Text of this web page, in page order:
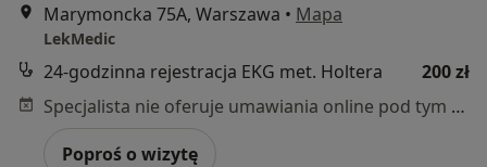
Marymoncka 75A, Warszawa • Mapa
LekMedic
24-godzinna rejestracja EKG met. Holtera
200 zł
Specjalista nie oferuje umawiania online pod tym adresem.
Poproś o wizytę